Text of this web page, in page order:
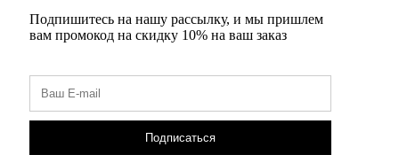
Подпишитесь на нашу рассылку, и мы пришлем
вам промокод на скидку 10% на ваш заказ